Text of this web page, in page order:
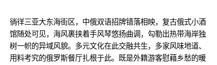
徜徉三亚大东海街区，中俄双语招牌错落相映，复古俄式小酒
馆随处可见，海风裹挟着手风琴悠扬曲调，勾勒出热带海岸独
树一帜的异域风貌。多元文化在此交融共生，多家风味地道、
用料考究的俄罗斯餐厅扎根于此。既是外籍游客慰藉乡愁的暖